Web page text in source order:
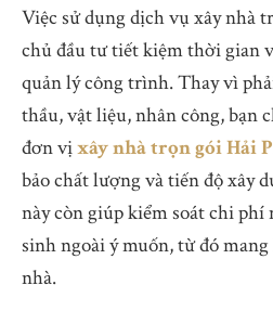
Việc sử dụng dịch vụ xây nhà
chủ đầu tư tiết kiệm thời gian
quản lý công trình. Thay vì
thầu, vật liệu, nhân công, bạn
đơn vịxây nhà trọn gói Hải
bảo chất lượng và tiến độ xây
này còn giúp kiểm soát chi
sinh ngoài ý muốn, từ đó
nhà.